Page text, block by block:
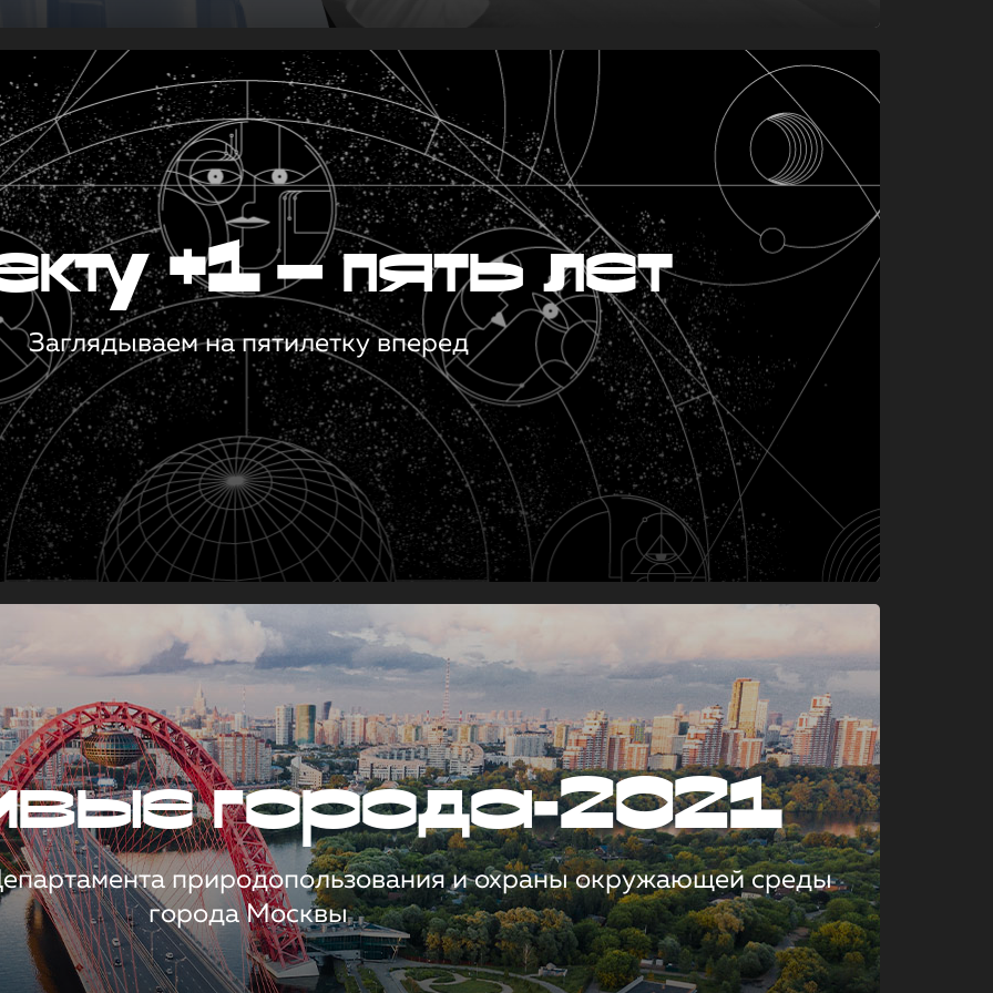
+1 — пять лет
Заглядываем на пятилетку вперед
города-2021
природопользования и охраны окружающей среды
города Москвы